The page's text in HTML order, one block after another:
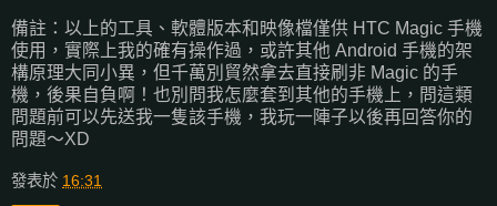
備註：以上的工具、軟體版本和映像檔僅供 HTC Magic 手機
使用，實際上我的確有操作過，或許其他 Android 手機的架
構原理大同小異，但千萬別貿然拿去直接刷非 Magic 的手
機，後果自負啊！也別問我怎麼套到其他的手機上，問這類
問題前可以先送我一隻該手機，我玩一陣子以後再回答你的
問題～XD
發表於 16:31